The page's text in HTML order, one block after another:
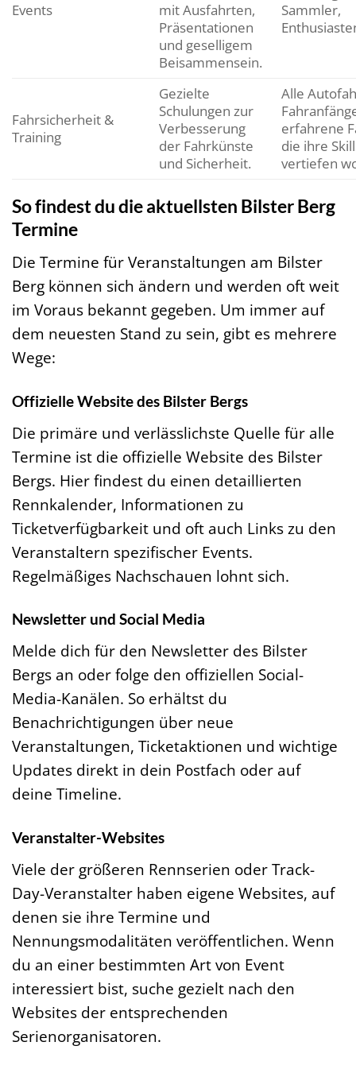
Events
mit Ausfahrten,
Präsentationen
und geselligem
Beisammensein.
Sammler,
Fahrsicherheit &
Training
Gezielte
Schulungen zur
Verbesserung
der Fahrkünste
und Sicherheit.
Alle
erfahrene
die ihre
vertiefen
So findest du die aktuellsten Bilster Berg
Termine
Die Termine für Veranstaltungen am Bilster
Berg können sich ändern und werden oft weit
im Voraus bekannt gegeben. Um immer auf
dem neuesten Stand zu sein, gibt es mehrere
Wege:
Offizielle Website des Bilster Bergs
Die primäre und verlässlichste Quelle für alle
Termine ist die offizielle Website des Bilster
Bergs. Hier findest du einen detaillierten
Rennkalender, Informationen zu
Ticketverfügbarkeit und oft auch Links zu den
Veranstaltern spezifischer Events.
Regelmäßiges Nachschauen lohnt sich.
Newsletter und Social Media
Melde dich für den Newsletter des Bilster
Bergs an oder folge den offiziellen Social-
Media-Kanälen. So erhältst du
Benachrichtigungen über neue
Veranstaltungen, Ticketaktionen und wichtige
Updates direkt in dein Postfach oder auf
deine Timeline.
Veranstalter-Websites
Viele der größeren Rennserien oder Track-
Day-Veranstalter haben eigene Websites, auf
denen sie ihre Termine und
Nennungsmodalitäten veröffentlichen. Wenn
du an einer bestimmten Art von Event
interessiert bist, suche gezielt nach den
Websites der entsprechenden
Serienorganisatoren.